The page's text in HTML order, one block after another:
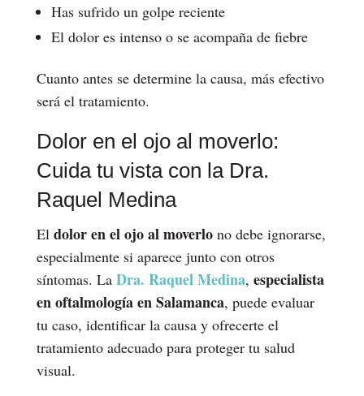
Has sufrido un golpe reciente
El dolor es intenso o se acompaña de fiebre
Cuanto antes se determine la causa, más efectivo
será el tratamiento.
Dolor en el ojo al moverlo:
Cuida tu vista con la Dra.
Raquel Medina
El dolor en el ojo al moverlono debe ignorarse,
especialmente si aparece junto con otros
síntomas. La Dra. Raquel Medina, especialista
en oftalmología en Salamanca, puede evaluar
tu caso, identificar la causa y ofrecerte el
tratamiento adecuado para proteger tu salud
visual.